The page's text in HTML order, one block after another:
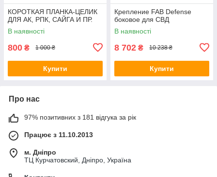
КОРОТКАЯ ПЛАНКА-ЦЕЛИК
ДЛЯ АК, РПК, САЙГА И ПР.
В наявності
800 ₴ 1 000 ₴
Купити
Крепление FAB Defense
боковое для СВД
В наявності
8 702 ₴ 10 238 ₴
Купити
Про нас
97% позитивних з 181 відгука за рік
Працює з 11.10.2013
м. Дніпро
ТЦ Курчатовский, Дніпро, Україна